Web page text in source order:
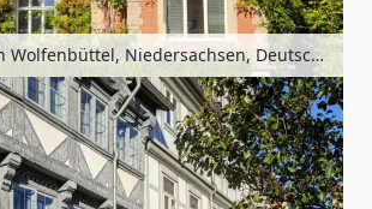
Fachwerkvilla in Wolfenbüttel, Niedersachsen, Deutschland